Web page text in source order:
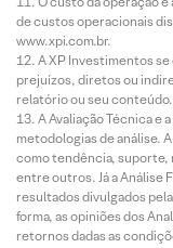
de custos operacionais
www.xpi.com.br.
A XP Investimentos
prejuízos, diretos ou
relatório ou seu conteúdo.
A Avaliação Técnica e
metodologias de análise.
como tendência, suporte,
entre outros. Já a Análise
resultados divulgados
forma, as opiniões dos
retornos dadas as